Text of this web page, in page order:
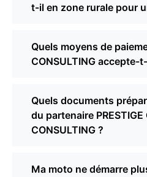
t-il en zone rurale pour
Quels moyens de
CONSULTING accepte-
Quels documents
du partenaire PRESTIGE
CONSULTING ?
Ma moto ne démarre